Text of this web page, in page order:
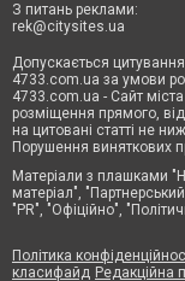
З питань реклами:
rek@citysites.ua
Допускається
4733.com.ua за умови
4733.com.ua - Сайт
розміщення прямого,
на цитовані статті не
Порушення виняткових
Матеріали з плашками
матеріал",
"PR", "Офіційно",
Політика
класифайд Редакційна